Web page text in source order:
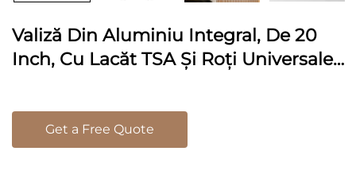
Valiză Din Aluminiu Integral, De 20
Inch, Cu Lacăt TSA Și Roți Universale,
Afaceri
Get a Free Quote